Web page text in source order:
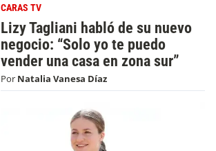
CARAS TV
Lizy Tagliani habló de su nuevo
negocio: “Solo yo te puedo
vender una casa en zona sur”
Por Natalia Vanesa Díaz